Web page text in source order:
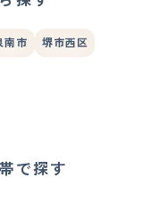
南市 堺市西区
で探す